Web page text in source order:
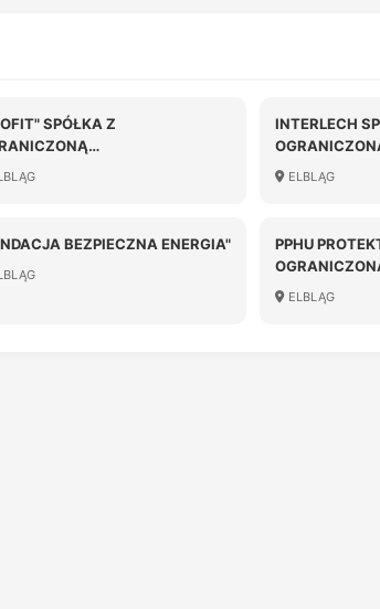
SPÓŁKA Z
INTERLECH
ELBLĄG
BEZPIECZNA ENERGIA"
PPHU
ELBLĄG